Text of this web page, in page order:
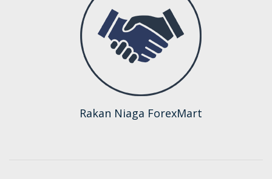
Rakan Niaga ForexMart